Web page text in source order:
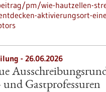
pm/wie-hautzellen-
aktivierungsort-
- 26.06.2026
und Gastprofessuren